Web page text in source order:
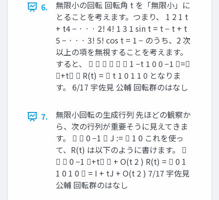
6.
無限小の回転 回転角 t を「無限小」に
とることを考えます。つまり、 1 2 1 t
+ t4 − · · · 2! 4! 1 3 1 sin t = t − t + t
5 − · · · 3! 5! cos t = 1 − のうち、2 次
以上の項を無視することを考えます。
すると、       1 −t 1 0 0 −1 =
+t  R(t) =  t 1 0 1 1 0 となりま
す。 6/17 宇佐見 公輔 回転群のはなし
7.
無限小回転の生成行列 先ほどの観察か
ら、次の行列が重要そうに見えてきま
す。   0 −1  J :=  1 0 これを使っ
て、R(t) は以下のように書けます。 
  0 −1 +t  + O(t 2 ) R(t) =  0 1
1 0 1 0  = I + tJ + O(t 2 ) 7/17 宇佐見
公輔 回転群のはなし